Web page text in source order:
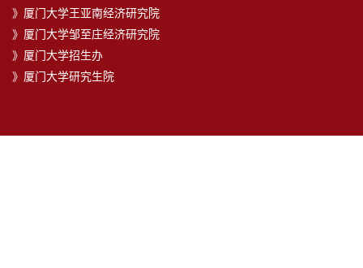
》厦门大学王亚南经济研究院
》厦门大学邹至庄经济研究院
》厦门大学招生办
》厦门大学研究生院